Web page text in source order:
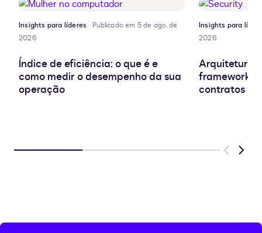
de
transferência
Insights para líderes
Publicado em 5 de ago. de
2026
Índice de eficiência: o que é e
como medir o desempenho da sua
operação
Insights para
2026
Arquitetura
frameworks
contratos
Previous
Next